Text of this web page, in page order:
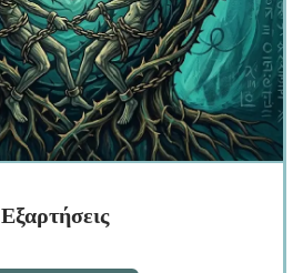
Εξαρτήσεις